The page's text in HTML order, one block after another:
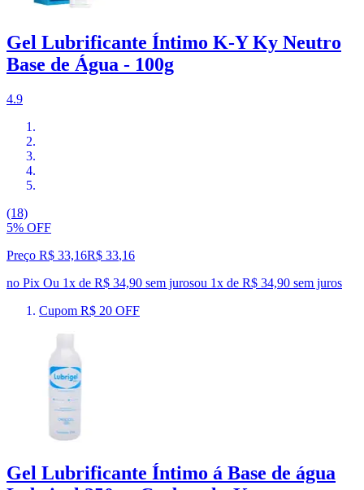
Gel Lubrificante Íntimo K-Y Ky Neutro
Base de Água - 100g
4.9
(18)
5% OFF
Preço R$ 33,16R$ 33,16
no Pix Ou 1x de R$ 34,90 sem jurosou 1x de R$ 34,90 sem juros
Cupom R$ 20 OFF
Gel Lubrificante Íntimo á Base de água